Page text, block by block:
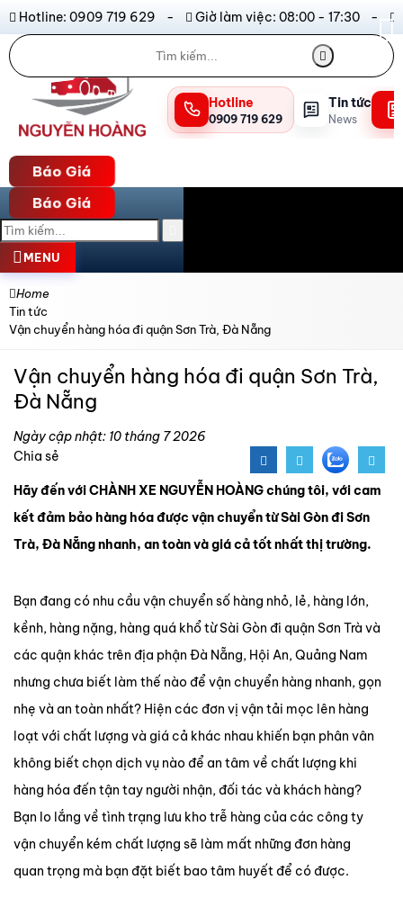
Hotline: 0909 719 629 - Giờ làm việc: 08:00 - 17:30 -
Báo Giá
Hotline
0909 719 629
Tin tức
News
Báo Giá
MENU
Home
Tin tức
Vận chuyển hàng hóa đi quận Sơn Trà, Đà Nẵng
Vận chuyển hàng hóa đi quận Sơn Trà,
Đà Nẵng
Ngày cập nhật: 10 tháng 7 2026
Chia sẻ
Hãy đến với CHÀNH XE NGUYỄN HOÀNG chúng tôi, với cam
kết đảm bảo hàng hóa được vận chuyển từ Sài Gòn đi Sơn
Trà, Đà Nẵng nhanh, an toàn và giá cả tốt nhất thị trường.
Bạn đang có nhu cầu vận chuyển số hàng nhỏ, lẻ, hàng lớn,
kềnh, hàng nặng, hàng quá khổ từ Sài Gòn đi quận Sơn Trà và
các quận khác trên địa phận Đà Nẵng, Hội An, Quảng Nam
nhưng chưa biết làm thế nào để vận chuyển hàng nhanh, gọn
nhẹ và an toàn nhất? Hiện các đơn vị vận tải mọc lên hàng
loạt với chất lượng và giá cả khác nhau khiến bạn phân vân
không biết chọn dịch vụ nào để an tâm về chất lượng khi
hàng hóa đến tận tay người nhận, đối tác và khách hàng?
Bạn lo lắng về tình trạng lưu kho trễ hàng của các công ty
vận chuyển kém chất lượng sẽ làm mất những đơn hàng
quan trọng mà bạn đặt biết bao tâm huyết để có được.